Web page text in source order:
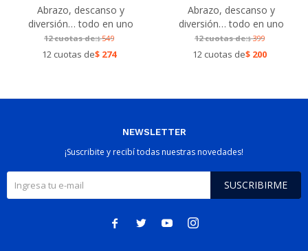
Abrazo, descanso y
diversión… todo en uno
12 cuotas de:$549
12 cuotas de$ 274
Abrazo, descanso y
diversión… todo en uno
12 cuotas de:$399
12 cuotas de$ 200
NEWSLETTER
¡Suscribite y recibí todas nuestras novedades!
SUSCRIBIRME
   